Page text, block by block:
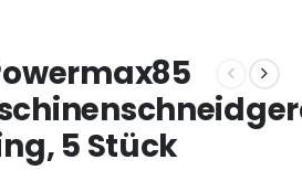
5 Stück